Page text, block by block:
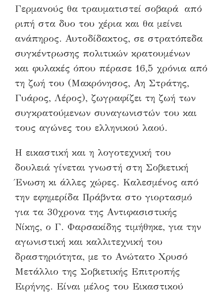
Γερμανούς θα τραυματιστεί σοβαρά από
ριπή στα δυο του χέρια και θα μείνει
ανάπηρος. Αυτοδίδακτος, σε στρατόπεδα
συγκέντρωσης πολιτικών κρατουμένων
και φυλακές όπου πέρασε 16,5 χρόνια από
τη ζωή του (Μακρόνησος, Αη Στράτης,
Γυάρος, Λέρος), ζωγραφίζει τη ζωή των
συγκρατούμενων συναγωνιστών του και
τους αγώνες του ελληνικού λαού.
Η εικαστική και η λογοτεχνική του
δουλειά γίνεται γνωστή στη Σοβιετική
Ένωση κι άλλες χώρες. Καλεσμένος από
την εφημερίδα Πράβντα στο γιορτασμό
για τα 30χρονα της Αντιφασιστικής
Νίκης, ο Γ. Φαρσακίδης τιμήθηκε, για την
αγωνιστική και καλλιτεχνική του
δραστηριότητα, με το Ανώτατο Χρυσό
Μετάλλιο της Σοβιετικής Επιτροπής
Ειρήνης. Είναι μέλος του Εικαστικού